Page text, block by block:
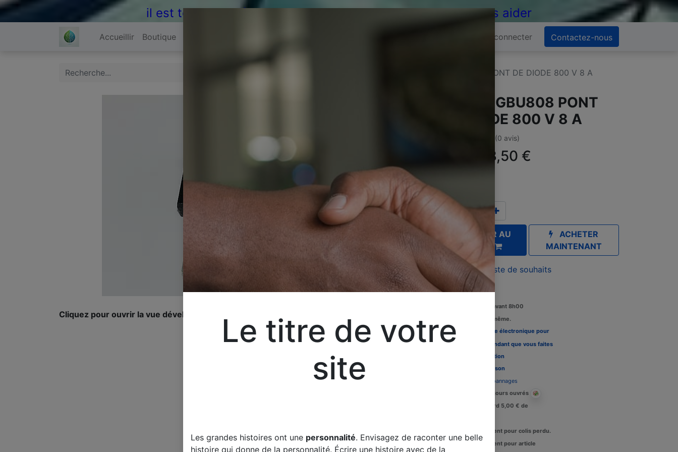
il est temps de réparer...Electronique 66 est heureux de vous aider
Accueillir Boutique Se connecter Contactez-nous
GBU8K GBU808 PONT DE DIODE 800 V 8 A
Cliquez pour ouvrir la vue développée.
GBU8K GBU808 PONT
DE DIODE 800 V 8 A
(0 avis)
3,50 €
AJOUTER AU
ACHETER
MAINTENANT
Ajouter à la liste de souhaits
Commandez avant 8h00
Expédition le jour même.
Louez une carte électronique pour
votre télévision pendant que vous faites
option
Délais de livraison
Assistance dépannages
Livraison : 2-3 jours ouvrés
Crédit de retard 5,00 € de
Remboursement pour colis perdu.
Remboursement pour article
Le titre de votre
site
Les grandes histoires ont une personnalité. Envisagez de raconter une belle
histoire qui donne de la personnalité. Écrire une histoire avec de la